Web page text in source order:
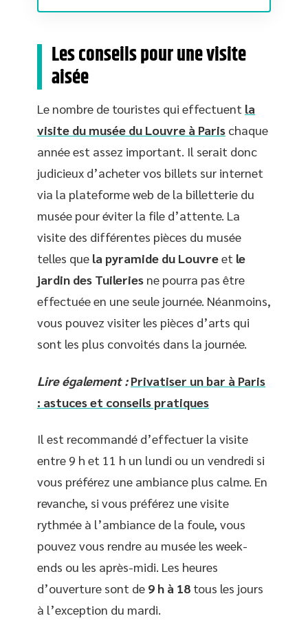
Les conseils pour une visite
aisée
Le nombre de touristes qui effectuent la
visite du musée du Louvre à Paris chaque
année est assez important. Il serait donc
judicieux d’acheter vos billets sur internet
via la plateforme web de la billetterie du
musée pour éviter la file d’attente. La
visite des différentes pièces du musée
telles que la pyramide du Louvreet le
jardin des Tuileries ne pourra pas être
effectuée en une seule journée. Néanmoins,
vous pouvez visiter les pièces d’arts qui
sont les plus convoités dans la journée.
Lire également : Privatiser un bar à Paris
: astuces et conseils pratiques
Il est recommandé d’effectuer la visite
entre 9 h et 11 h un lundi ou un vendredi si
vous préférez une ambiance plus calme. En
revanche, si vous préférez une visite
rythmée à l’ambiance de la foule, vous
pouvez vous rendre au musée les week-
ends ou les après-midi. Les heures
d’ouverture sont de 9 h à 18 tous les jours
à l’exception du mardi.